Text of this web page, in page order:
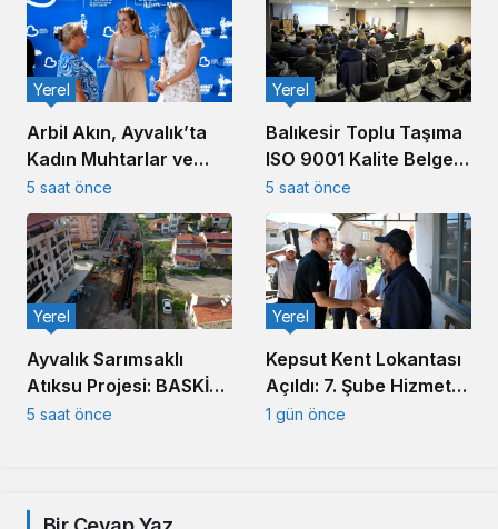
Arbil Akın, Ayvalık’ta
Kadın Muhtarlar ve
Muhtar Eşleriyle
Buluştu
Yerel
5 saat önce
Balıkesir Toplu Taşıma
ISO 9001 Kalite Belgesi
Aldı
Yerel
5 saat önce
Ayvalık Sarımsaklı
Atıksu Projesi: BASKİ
Altyapıda Hız Kesmiyor
Yerel
5 saat önce
Kepsut Kent Lokantası
Açıldı: 7. Şube Hizmete
Girdi
Yerel
1 gün önce